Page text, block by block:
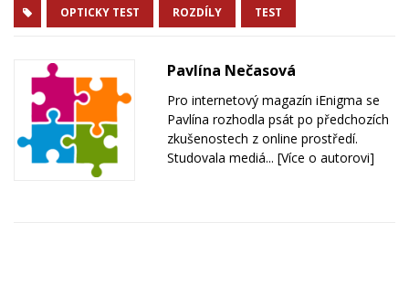
OPTICKY TEST ROZDÍLY TEST
Pavlína Nečasová
Pro internetový magazín iEnigma se
Pavlína rozhodla psát po předchozích
zkušenostech z online prostředí.
Studovala mediá... [Více o autorovi]